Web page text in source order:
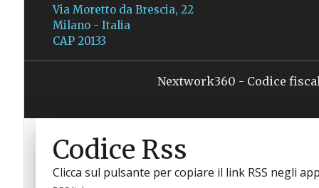
Via Moretto da Brescia, 22
Milano - Italia
CAP 20133
Nextwork360 - Codice
Codice Rss
Clicca sul pulsante per copiare il link RSS negli